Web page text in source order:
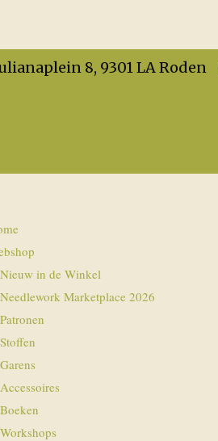
8, 9301 LA Roden
Nieuw in de Winkel
Needlework Marketplace 2026
Patronen
Stoffen
Garens
Accessoires
Boeken
Workshops